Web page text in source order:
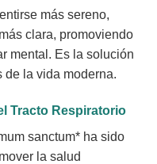
más sereno,
clara, promoviendo
mental. Es la solución
de la vida moderna.
Tracto Respiratorio
sanctum* ha sido
la salud